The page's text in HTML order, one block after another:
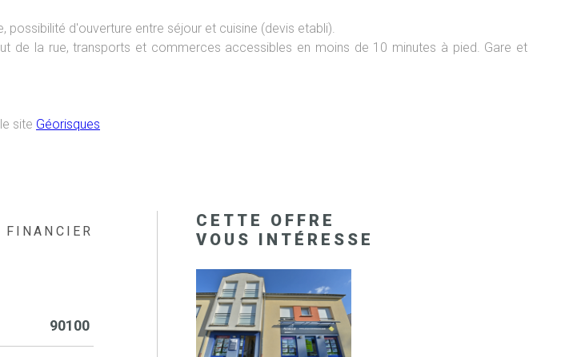
d'ouverture entre séjour et cuisine (devis etabli).
de la rue, transports et commerces accessibles en moins de 10 minutes à pied. Gare et
site Géorisques
FINANCIER
90100
CETTE OFFRE
VOUS INTÉRESSE